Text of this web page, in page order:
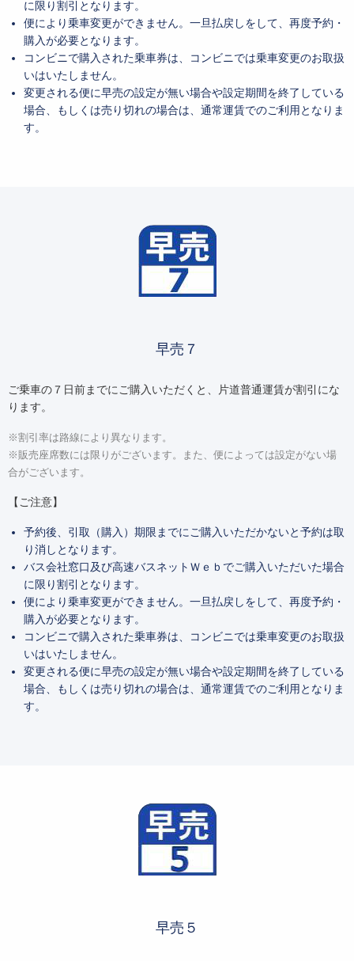
に限り割引となります。
便により乗車変更ができません。一旦払戻しをして、再度予約・
購入が必要となります。
コンビニで購入された乗車券は、コンビニでは乗車変更のお取扱
いはいたしません。
変更される便に早売の設定が無い場合や設定期間を終了している
場合、もしくは売り切れの場合は、通常運賃でのご利用となりま
す。
早売７
ご乗車の７日前までにご購入いただくと、片道普通運賃が割引にな
ります。
※割引率は路線により異なります。
※販売座席数には限りがございます。また、便によっては設定がない場
合がございます。
【ご注意】
予約後、引取（購入）期限までにご購入いただかないと予約は取
り消しとなります。
バス会社窓口及び高速バスネットＷｅｂでご購入いただいた場合
に限り割引となります。
便により乗車変更ができません。一旦払戻しをして、再度予約・
購入が必要となります。
コンビニで購入された乗車券は、コンビニでは乗車変更のお取扱
いはいたしません。
変更される便に早売の設定が無い場合や設定期間を終了している
場合、もしくは売り切れの場合は、通常運賃でのご利用となりま
す。
早売５